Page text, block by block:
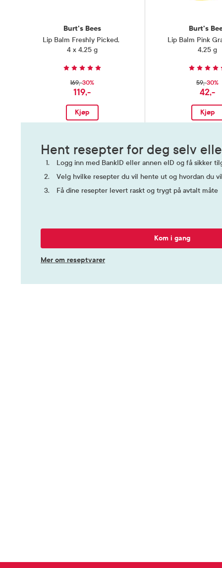
Burt's Bees
Lip Balm Freshly Picked,
4 x 4,25 g
169,-30%
119,-
Kjøp
Burt's
Lip Balm Pink
4,25 g
59,-30%
42,-
Kjøp
Hent resepter for deg selv
Logg inn med BankID eller annen eID og få sikker
Velg hvilke resepter du vil hente ut og hvordan du
Få dine resepter levert raskt og trygt på avtalt måte
Kom i gang
Mer om reseptvarer